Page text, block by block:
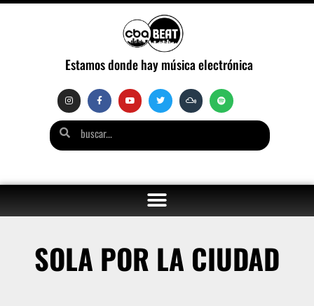
Estamos donde hay música electrónica
SOLA POR LA CIUDAD